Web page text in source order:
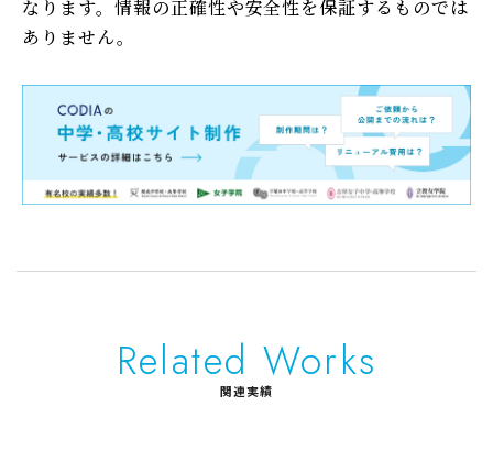
なります。情報の正確性や安全性を保証するものでは
ありません。
Related Works
関連実績